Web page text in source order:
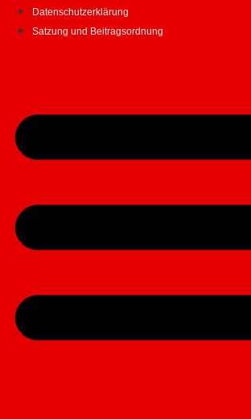
Datenschutzerklärung
Satzung und Beitragsordnung